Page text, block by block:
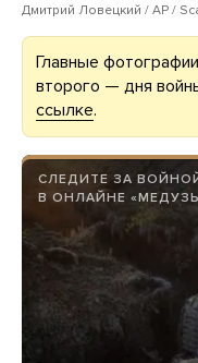
Дмитрий Ловецкий / AP /
Главные
второго — дня
ссылке.
СЛЕДИТЕ ЗА
В ОНЛАЙНЕ